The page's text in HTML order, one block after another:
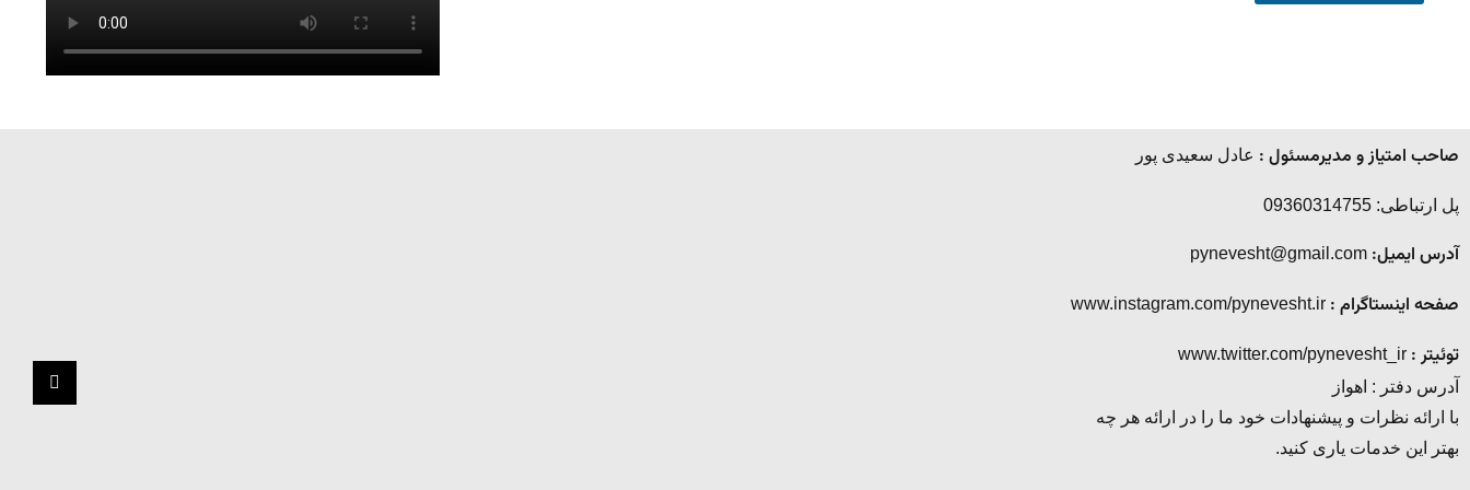
صاحب امتیاز و مدیرمسئول : عادل سعیدی پور
پل ارتباطی: 09360314755
آدرس ایمیل:
صفحه اینستاگرام :
توئیتر :
آدرس دفتر : اهواز
با ارائه نظرات و پیشنهادات خود ما را در ارائه هر چه
بهتر این خدمات یاری کنید.